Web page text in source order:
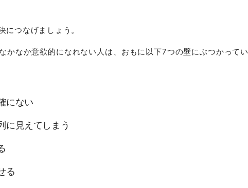
につなげましょう。
かなか意欲的になれない人は、おもに以下7つの壁にぶつかってい
にない
に見えてしまう
る